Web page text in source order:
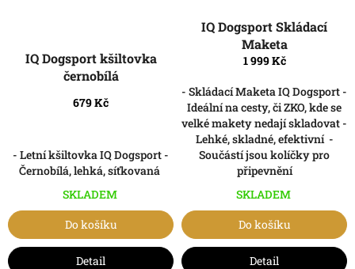
IQ Dogsport kšiltovka
černobílá
679 Kč
- Letní kšiltovka IQ Dogsport -
Černobílá, lehká, síťkovaná
SKLADEM
Do košíku
Detail
IQ Dogsport Skládací
Maketa
1 999 Kč
- Skládací Maketa IQ Dogsport -
Ideální na cesty, či ZKO, kde se
velké makety nedají skladovat -
Lehké, skladné, efektivní -
Součástí jsou kolíčky pro
připevnění
SKLADEM
Do košíku
Detail